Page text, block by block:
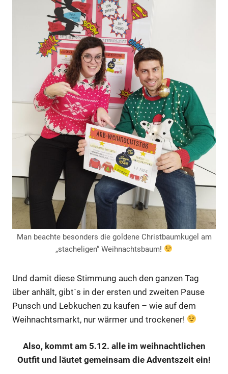
Man beachte besonders die goldene Christbaumkugel am
„stacheligen“ Weihnachtsbaum!
Und damit diese Stimmung auch den ganzen Tag
über anhält, gibt´s in der ersten und zweiten Pause
Punsch und Lebkuchen zu kaufen – wie auf dem
Weihnachtsmarkt, nur wärmer und trockener!
Also, kommt am 5.12. alle im weihnachtlichen
Outfit und läutet gemeinsam die Adventszeit ein!